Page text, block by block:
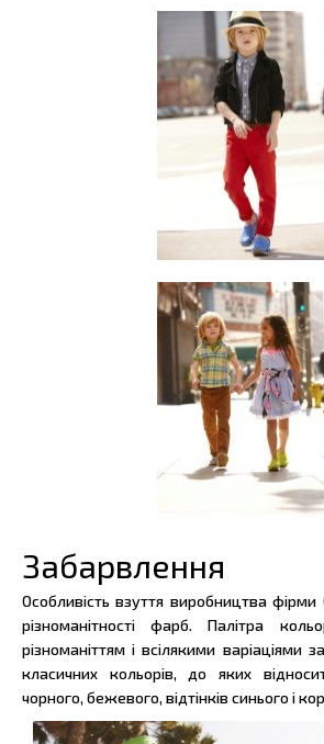
Забарвлення
Особливість взуття виробництва фірми
різноманітності фарб. Палітра
різноманіттям і всілякими варіаціями
класичних кольорів, до яких
чорного, бежевого, відтінків синього і